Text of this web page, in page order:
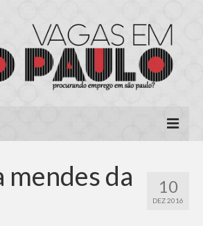
10
DEZ 2016
mendes da